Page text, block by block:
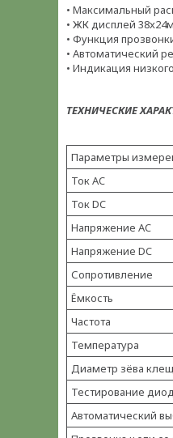
• Максимальный
• ЖК дисплей
• Функция
• Автоматический
• Индикация
ТЕХНИЧЕСКИЕ
Параметры
Ток AC
Ток DC
Напряжение AC
Напряжение DC
Сопротивление
Ёмкость
Частота
Температура
Диаметр зёва
Тестирование
Автоматический